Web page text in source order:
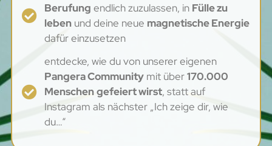
Berufung endlich zuzulassen, in Fülle zu
lebenund deine neue magnetische Energie
dafür einzusetzen
entdecke, wie du von unserer eigenen
Pangera Communitymit über170.000
Menschengefeiert wirst, statt auf
Instagram als nächster „Ich zeige dir, wie
du…“